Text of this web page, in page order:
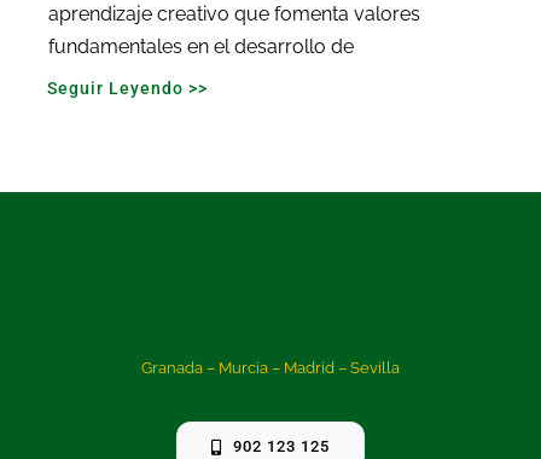
aprendizaje creativo que fomenta valores
fundamentales en el desarrollo de
Seguir Leyendo >>
Granada – Murcia – Madrid – Sevilla
902 123 125